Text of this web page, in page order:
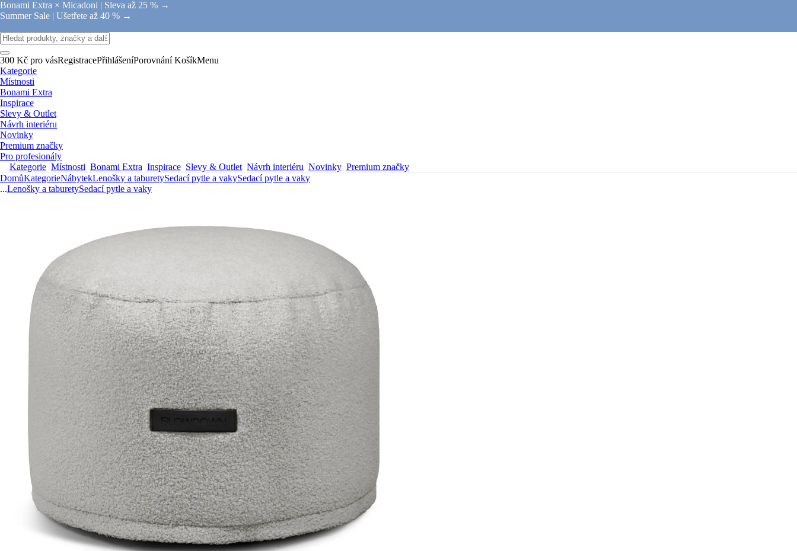
Bonami Extra × Micadoni | Sleva až 25 % →
Summer Sale | Ušetřete až 40 % →
300 Kč pro vásRegistracePřihlášeníPorovnání KošíkMenu
Kategorie
Místnosti
Bonami Extra
Inspirace
Slevy & Outlet
Návrh interiéru
Novinky
Premium značky
Pro profesionály
Kategorie Místnosti Bonami Extra Inspirace Slevy & Outlet Návrh interiéru Novinky Premium značky
DomůKategorieNábytekLenošky a taburetySedací pytle a vakySedací pytle a vaky
...Lenošky a taburetySedací pytle a vaky